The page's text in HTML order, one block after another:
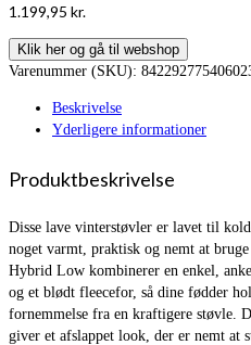
1.199,95 kr.
Klik her og gå til webshop
Varenummer (SKU):
Beskrivelse
Yderligere informationer
Produktbeskrivelse
Disse lave vinterstøvler er lavet til
noget varmt, praktisk og nemt at
Hybrid Low kombinerer en enkel,
og et blødt fleecefor, så dine fødder
fornemmelse fra en kraftigere støvle.
giver et afslappet look, der er nemt at